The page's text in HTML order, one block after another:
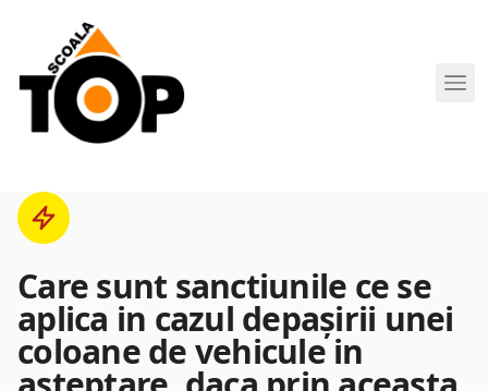
Scoala de Soferi TOP navigation
Care sunt sanctiunile ce se
aplica in cazul depaşirii unei
coloane de vehicule in